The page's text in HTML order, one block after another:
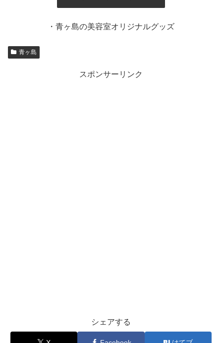
・青ヶ島の美容室オリジナルグッズ
青ヶ島
スポンサーリンク
シェアする